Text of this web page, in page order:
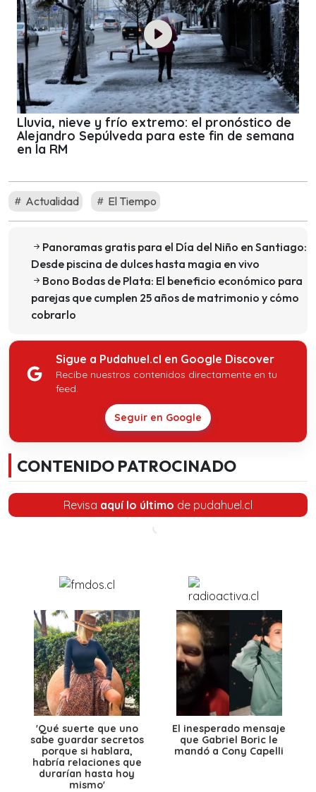
Lluvia, nieve y frío extremo: el pronóstico de
Alejandro Sepúlveda para este fin de semana
en la RM
Actualidad El Tiempo
Panoramas gratis para el Día del Niño en Santiago:
Desde piscina de dulces hasta magia en vivo
Bono Bodas de Plata: El beneficio económico para
parejas que cumplen 25 años de matrimonio y cómo
cobrarlo
Sigue a Pudahuel.cl en Google Discover
Recibe nuestros contenidos directamente en tu
feed.
Seguir en Google
CONTENIDO PATROCINADO
Revisa aquí lo último de pudahuel.cl
'Qué suerte que uno
sabe guardar secretos
porque si hablara,
habría relaciones que
durarían hasta hoy
mismo'
El inesperado mensaje
que Gabriel Boric le
mandó a Cony Capelli